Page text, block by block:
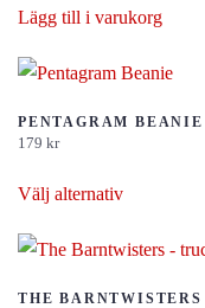
Lägg till i varukorg
PENTAGRAM BEANIE
179 kr
Välj alternativ
flera
THE